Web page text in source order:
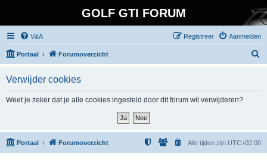
GOLF GTI FORUM
V&A Aanmelden
Registreer
Portaal Forumoverzicht
Verwijder cookies
Weet je zeker dat je alle cookies ingesteld door dit forum wil verwijderen?
Portaal Forumoverzicht Alle tijden zijn UTC+02:00